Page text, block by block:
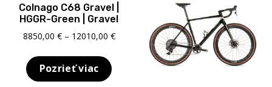
Colnago C68 Gravel |
HGGR-Green | Gravel
8850,00 € – 12010,00 €Price
8850,00 €
Pozrieť viac